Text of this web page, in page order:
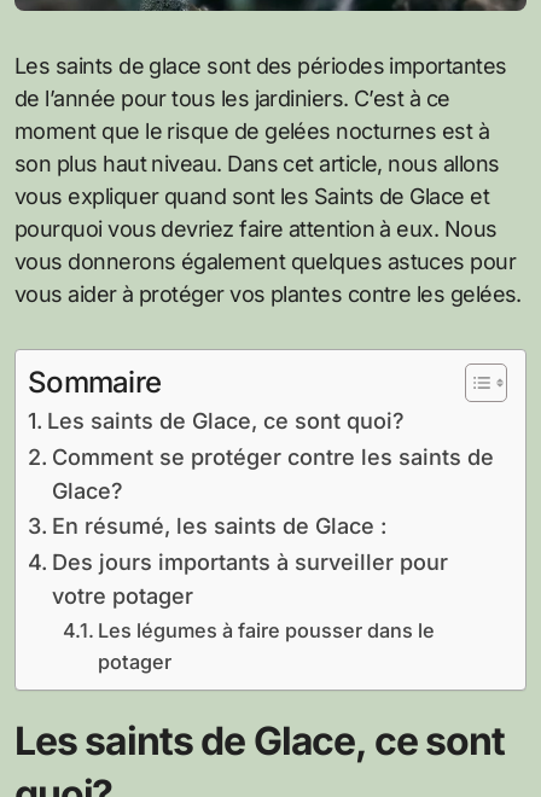
Les saints de glace sont des périodes importantes
de l’année pour tous les jardiniers. C’est à ce
moment que le risque de gelées nocturnes est à
son plus haut niveau. Dans cet article, nous allons
vous expliquer quand sont les Saints de Glace et
pourquoi vous devriez faire attention à eux. Nous
vous donnerons également quelques astuces pour
vous aider à protéger vos plantes contre les gelées.
Sommaire
Les saints de Glace, ce sont quoi?
Comment se protéger contre les saints de
Glace?
En résumé, les saints de Glace :
Des jours importants à surveiller pour
votre potager
Les légumes à faire pousser dans le
potager
Les saints de Glace, ce sont